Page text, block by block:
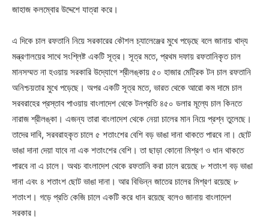
জাহাজ কলম্বোর উদ্দেশে যাত্রা করে।
এ দিকে চাল রফতানি নিয়ে সরকারের কৌশল চ্যালেঞ্জের মুখে পড়েছে বলে জানায় খাদ্য
মন্ত্রণালয়ের সাথে সংশ্লিষ্ট একটি সূত্র। সূত্র মতে, প্রথম দফায় রফতানিকৃত চাল
মানসম্মত না হওয়ায় সরকারি উদ্যোগে শ্রীলঙ্কায় ৫০ হাজার মেট্রিক টন চাল রফতানি
অনিশ্চয়তার মুখে পড়েছে। অপর একটি সূত্র মতে, ভারত থেকে আরো কম দামে চাল
সরবরাহের প্রস্তাব পাওয়ায় বাংলাদেশ থেকে টনপ্রতি ৪৫০ ডলার মূল্যে চাল কিনতে
নারাজ শ্রীলঙ্কা। এজন্য তারা বাংলাদেশ থেকে নেয়া চালের মান নিয়ে প্রশ্ন তুলেছে।
তাদের দাবি, সরবরাহকৃত চালে ৫ শতাংশের বেশি বড় ভাঙা দানা থাকতে পারবে না। ছোট
ভাঙা দানা দেয়া যাবে না এক শতাংশের বেশি। তা ছাড়া কোনো মিশ্রণ ও ধান থাকতে
পারবে না এ চালে। অথচ বাংলাদেশ থেকে রফতানি করা চালে রয়েছে ৮ শতাংশ বড় ভাঙা
দানা এবং ৪ শতাংশ ছোট ভাঙা দানা। আর বিভিন্ন জাতের চালের মিশ্রণ রয়েছে ৮
শতাংশ। গড়ে প্রতি কেজি চালে একটি করে ধান রয়েছে বলেও জানায় বাংলাদেশ
সরকার।